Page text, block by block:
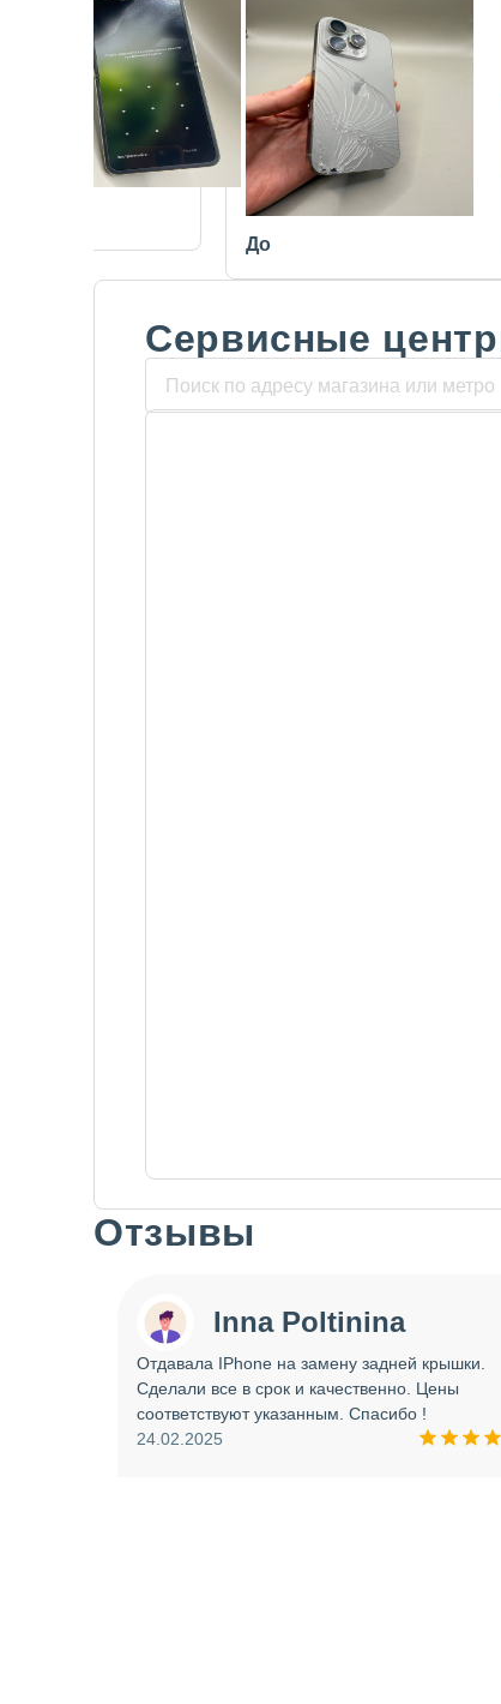
До
Сервисные
Отзывы
Inna Poltinina
Отдавала IPhone на замену задней крышки.
Сделали все в срок и качественно. Цены
соответствуют указанным. Спасибо !
24.02.2025